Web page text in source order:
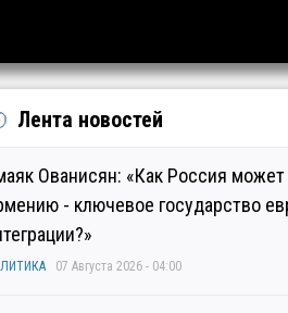
Лента новостей
Ованисян: «Как Россия может
- ключевое государство
07 Августа 2026 - 04:00